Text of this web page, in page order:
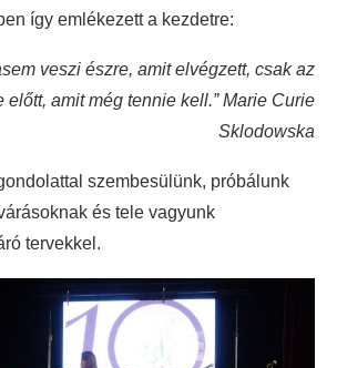
így emlékezett a kezdetre:
veszi észre, amit elvégzett, csak az
előtt, amit még tennie kell.” Marie Curie
Sklodowska
szembesülünk, próbálunk
és tele vagyunk
tervekkel.